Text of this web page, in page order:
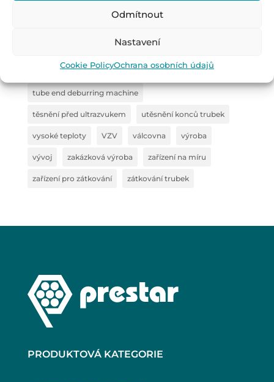
Odmítnout
Nastavení
Cookie PolicyOchrana osobních údajů
stroj pro utěsnění trubek svěrné čelisti
tube end deburring machine
těsnění před ultrazvukem utěsnění konců trubek
vysoké teploty VZV válcovna výroba
vývoj zakázková výroba zařízení na míru
zařízení pro zátkování zátkování trubek
PRODUKTOVÁ KATEGORIE